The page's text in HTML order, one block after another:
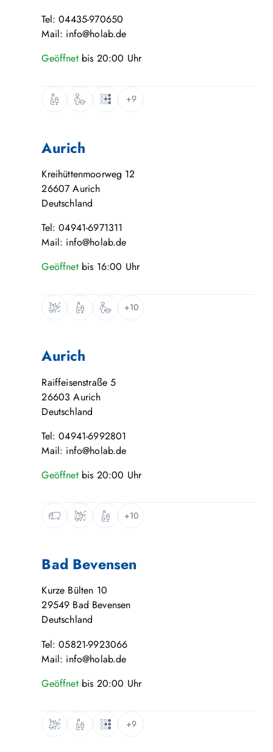
Tel: 04435-970650
Mail: info@holab.de
Geöffnet bis 20:00 Uhr
+9
Aurich
Kreihüttenmoorweg 12
26607 Aurich
Deutschland
Tel: 04941-6971311
Mail: info@holab.de
Geöffnet bis 16:00 Uhr
+10
Aurich
Raiffeisenstraße 5
26603 Aurich
Deutschland
Tel: 04941-6992801
Mail: info@holab.de
Geöffnet bis 20:00 Uhr
+10
Bad Bevensen
Kurze Bülten 10
29549 Bad Bevensen
Deutschland
Tel: 05821-9923066
Mail: info@holab.de
Geöffnet bis 20:00 Uhr
+9